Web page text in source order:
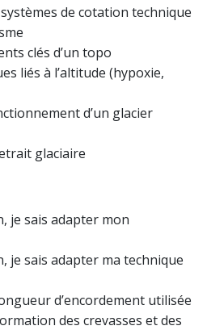
de cotation technique
clés d’un topo
liés à l’altitude (hypoxie,
d’un glacier
glaciaire
je sais adapter mon
je sais adapter ma technique
d’encordement utilisée
des crevasses et des